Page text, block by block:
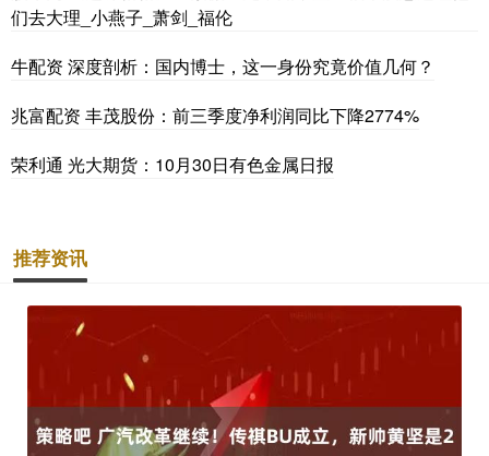
们去大理_小燕子_萧剑_福伦
牛配资 深度剖析：国内博士，这一身份究竟价值几何？
兆富配资 丰茂股份：前三季度净利润同比下降2774%
荣利通 光大期货：10月30日有色金属日报
推荐资讯